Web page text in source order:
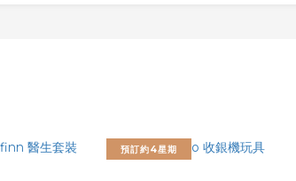
預訂約4星期